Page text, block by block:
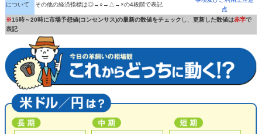
について
その他の経済指標は◎→○→△→×の4段階で表記
点
※15時～20時に市場予想値(コンセンサス)の最新の数値をチェック し、 更新した数値は赤字で
表記